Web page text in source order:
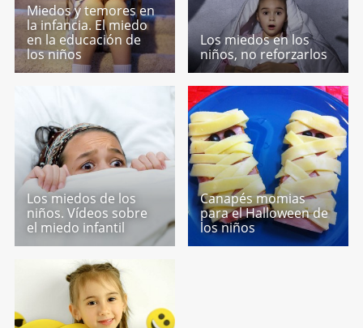
Miedos y temores en
la infancia. El miedo
en la educación de
los niños
Los miedos en los
niños, no reforzarlos
Los miedos de los
niños. Vídeos sobre
el miedo infantil
Canapés momias
para el Halloween de
los niños